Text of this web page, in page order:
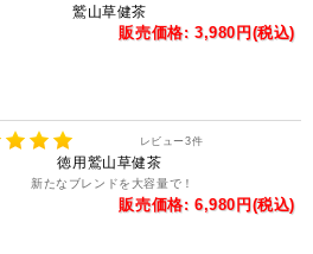
鷲山草健茶
販売価格: 3,980円(税込)
レビュー3件
徳用鷲山草健茶
新たなブレンドを大容量で！
販売価格: 6,980円(税込)